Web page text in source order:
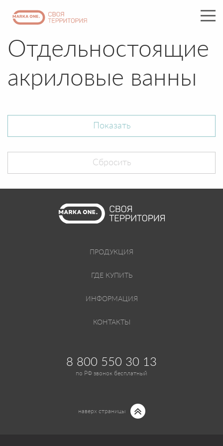
Отдельностоящие
акриловые ванны
ПРОДУКЦИЯ
ГДЕ КУПИТЬ
ИНФОРМАЦИЯ
КОНТАКТЫ
8 800 550 30 13
по РФ звонок бесплатный
наверх страницы